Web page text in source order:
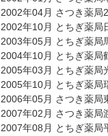
2002年04月 さつき薬局
2002年10月 とちぎ薬局
2003年05月 とちぎ薬局
2004年10月 とちぎ薬局
2005年03月 とちぎ薬局
2005年10月 とちぎ薬局
2006年05月 さつき薬局
2007年02月 さつき薬局
2007年08月 とちぎ薬局